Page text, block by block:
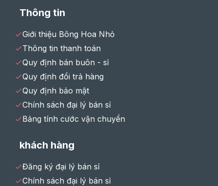
Thông tin
Giới thiệu Bông Hoa Nhỏ
Thông tin thanh toán
Quy định bán buôn - sỉ
Quy định đổi trả hàng
Quy định bảo mật
Chính sách đại lý bán sỉ
Bảng tính cước vận chuyển
khách hàng
Đăng ký đại lý bán sỉ
Chính sách đại lý bán sỉ